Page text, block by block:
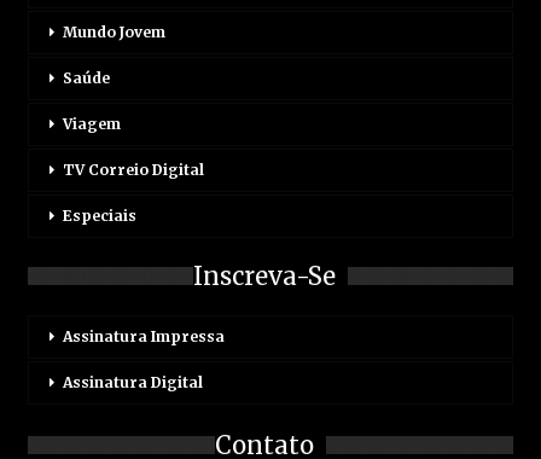
Mundo Jovem
Saúde
Viagem
TV Correio Digital
Especiais
Inscreva-Se
Assinatura Impressa
Assinatura Digital
Contato